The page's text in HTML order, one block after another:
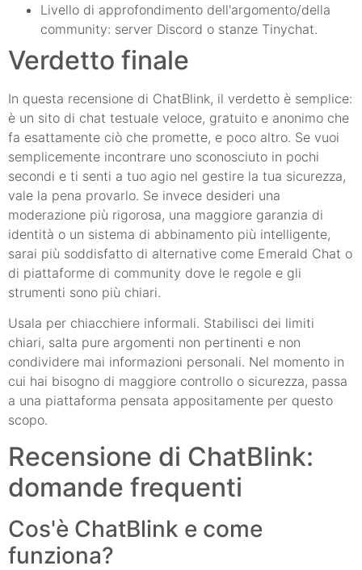
Livello di approfondimento dell'argomento/della
community: server Discord o stanze Tinychat.
Verdetto finale
In questa recensione di ChatBlink, il verdetto è semplice:
è un sito di chat testuale veloce, gratuito e anonimo che
fa esattamente ciò che promette, e poco altro. Se vuoi
semplicemente incontrare uno sconosciuto in pochi
secondi e ti senti a tuo agio nel gestire la tua sicurezza,
vale la pena provarlo. Se invece desideri una
moderazione più rigorosa, una maggiore garanzia di
identità o un sistema di abbinamento più intelligente,
sarai più soddisfatto di alternative come Emerald Chat o
di piattaforme di community dove le regole e gli
strumenti sono più chiari.
Usala per chiacchiere informali. Stabilisci dei limiti
chiari, salta pure argomenti non pertinenti e non
condividere mai informazioni personali. Nel momento in
cui hai bisogno di maggiore controllo o sicurezza, passa
a una piattaforma pensata appositamente per questo
scopo.
Recensione di ChatBlink:
domande frequenti
Cos'è ChatBlink e come
funziona?